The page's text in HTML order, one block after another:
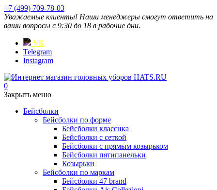
+7 (499) 709-78-03
Уважаемые клиенты! Наши менеджеры смогут ответить на
ваши вопросы с 9:30 до 18 в рабочие дни.
VK
Telegram
Instagram
0
Закрыть меню
Бейсболки
Бейсболки по форме
Бейсболки классика
Бейсболки с сеткой
Бейсболки с прямым козырьком
Бейсболки пятипанельки
Козырьки
Бейсболки по маркам
Бейсболки 47 brand